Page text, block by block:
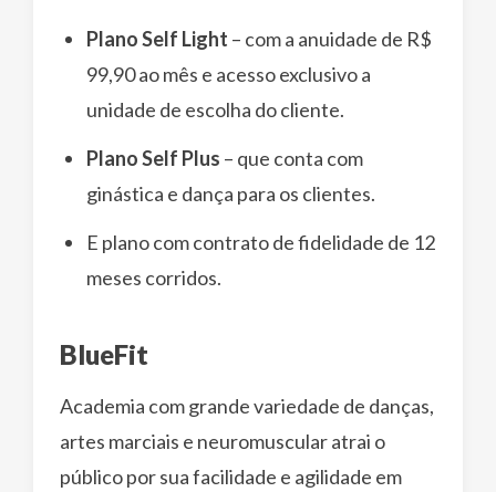
Plano Self Light – com a anuidade de R$
99,90 ao mês e acesso exclusivo a
unidade de escolha do cliente.
Plano Self Plus – que conta com
ginástica e dança para os clientes.
E plano com contrato de fidelidade de 12
meses corridos.
BlueFit
Academia com grande variedade de danças,
artes marciais e neuromuscular atrai o
público por sua facilidade e agilidade em